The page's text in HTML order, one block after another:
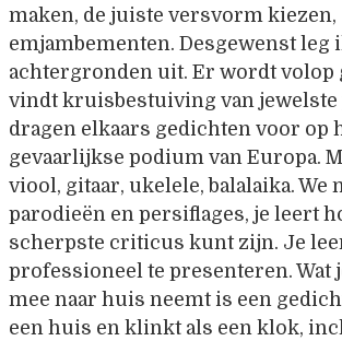
maken, de juiste versvorm kiezen,
emjambementen. Desgewenst leg
achtergronden uit. Er wordt volop
vindt kruisbestuiving van jewelste
dragen elkaars gedichten voor op
gevaarlijkse podium van Europa.
viool, gitaar, ukelele, balalaika. We
parodieën en persiflages, je leert
scherpste criticus kunt zijn. Je
professioneel te presenteren. Wat
mee naar huis neemt is een
een huis en klinkt als een klok,